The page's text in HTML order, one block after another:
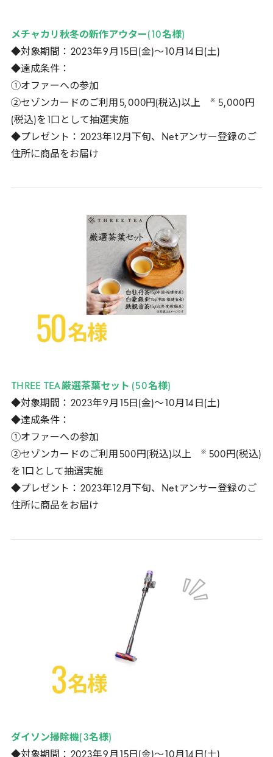
メチャカリ秋冬の新作アウター( 10名様)
◆対象期間： 2023年9月 15 日(金)～ 10月 14 日(土)
◆達成条件：
①オファーへの参加
②セゾンカードのご利用 5,000円(税込)以上※ 5,000円
(税込)を
口として抽選実施
◆プレゼント： 2023年 12月下旬、 Net アンサー登録のご
住所に商品をお届け
THREE TEA厳選茶葉セット (50名様)
◆対象期間： 2023年9月 15 日(金)～ 10月 14 日(土)
◆達成条件：
①オファーへの参加
②セゾンカードのご利用 500円(税込)以上 ※ 500円(税込)
を
口として抽選実施
◆プレゼント： 2023年 12月下旬、 Net アンサー登録のご
住所に商品をお届け
ダイソン掃除機(3名様)
◆対象期間： 2023年9月 15 日(金)～ 10月 14 日(土)